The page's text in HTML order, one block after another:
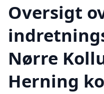
Oversigt
Nørre
Herning